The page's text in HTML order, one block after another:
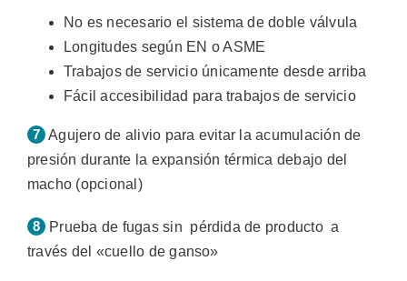
No es necesario el sistema de doble válvula
Longitudes según EN o ASME
Trabajos de servicio únicamente desde arriba
Fácil accesibilidad para trabajos de servicio
Agujero de alivio para evitar la acumulación de
presión durante la expansión térmica debajo del
macho (opcional)
Prueba de fugas sin pérdida de producto a
través del «cuello de ganso»